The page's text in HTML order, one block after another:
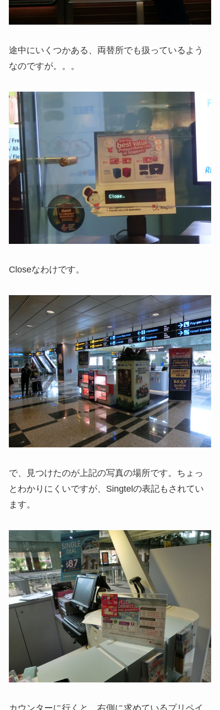
途中にいくつかある、両替所でも扱っているよう
なのですが。。。
Closeなわけです。
で、見つけたのが上記の写真の場所です。ちょっ
とわかりにくいですが、Singtelの表記もされてい
ます。
カウンターに行くと、右側に求めているプリペイ